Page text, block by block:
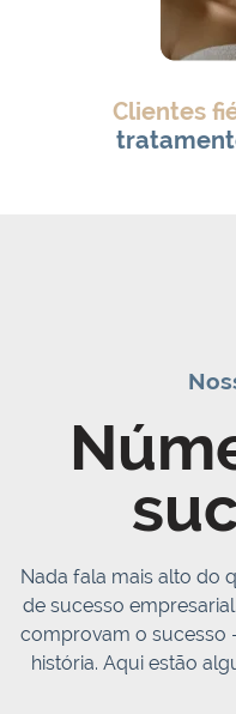
Clientes
Nada fala mais alto do
de sucesso
comprovam o sucesso
história. Aqui estão